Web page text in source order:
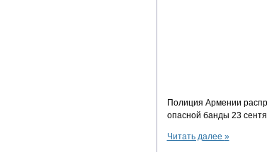
Полиция Армении
опасной банды 23
Читать далее »